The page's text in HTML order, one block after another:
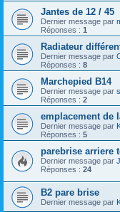
Jantes de 12 / 45
Dernier message par
Réponses : 1
Radiateur
Dernier message par
Réponses : 8
Marchepied B14
Dernier message par
Réponses : 2
emplacement de
Dernier message par
Réponses : 5
parebrise arriere
Dernier message par
Réponses : 24
B2 pare brise
Dernier message par